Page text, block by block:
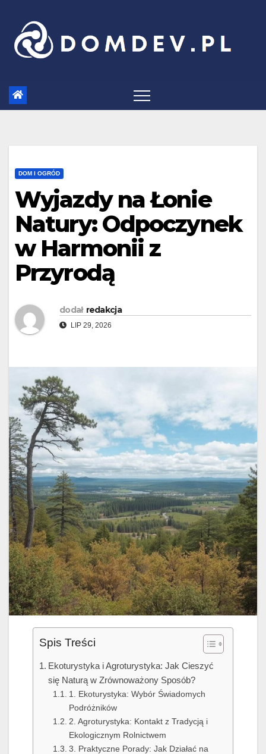
content
DOM I OGRÓD
Wyjazdy na Łonie
Natury: Odpoczynek
w Harmonii z
Przyrodą
dodał redakcja
LIP 29, 2026
Spis Treści
Ekoturystyka i Agroturystyka: Jak Cieszyć
się Naturą w Zrównoważony Sposób?
1. Ekoturystyka: Wybór Świadomych
Podróżników
2. Agroturystyka: Kontakt z Tradycją i
Ekologicznym Rolnictwem
3. Praktyczne Porady: Jak Działać na